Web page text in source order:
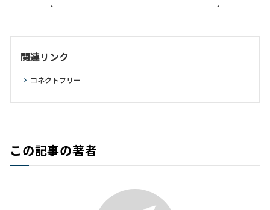
関連リンク
コネクトフリー
この記事の著者